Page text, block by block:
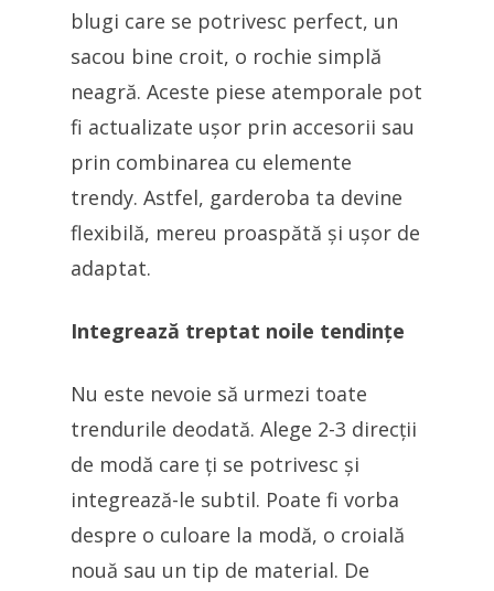
blugi care se potrivesc perfect, un
sacou bine croit, o rochie simplă
neagră. Aceste piese atemporale pot
fi actualizate ușor prin accesorii sau
prin combinarea cu elemente
trendy. Astfel, garderoba ta devine
flexibilă, mereu proaspătă și ușor de
adaptat.
Integrează treptat noile tendințe
Nu este nevoie să urmezi toate
trendurile deodată. Alege 2-3 direcții
de modă care ți se potrivesc și
integrează-le subtil. Poate fi vorba
despre o culoare la modă, o croială
nouă sau un tip de material. De